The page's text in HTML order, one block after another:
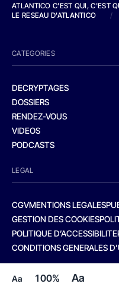
Aa 100% Aa
ATLANTICO C'EST QUI, C'EST
LE RESEAU D'ATLANTICO
/
CATEGORIES
DECRYPTAGES
DOSSIERS
RENDEZ-VOUS
VIDEOS
PODCASTS
LEGAL
CGVMENTIONS LEGALES
GESTION DES COOKIES
POLITIQUE D’ACCESSIBILITE
CONDITIONS GENERALES